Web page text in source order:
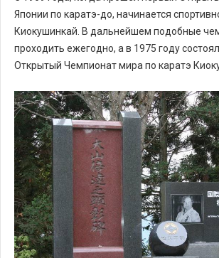
Японии по каратэ-до, начинается
Киокушинкай. В дальнейшем подобные
проходить ежегодно, а в 1975 году
Открытый Чемпионат мира по каратэ